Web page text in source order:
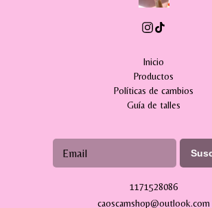
Inicio
Productos
Políticas de cambios
Guía de talles
1171528086
caoscamshop@outlook.com